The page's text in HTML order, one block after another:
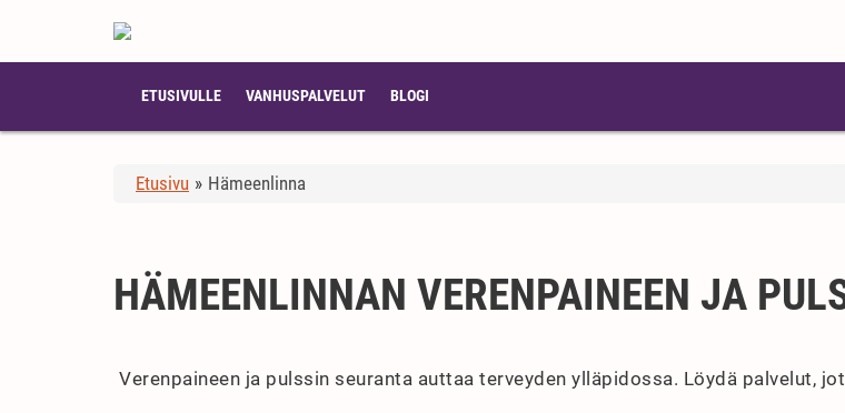
ETUSIVULLE VANHUSPALVELUT BLOGI
Etusivu » Hämeenlinna
HÄMEENLINNAN VERENPAINEEN JA
Verenpaineen ja pulssin seuranta auttaa terveyden ylläpidossa. Löydä palvelut,